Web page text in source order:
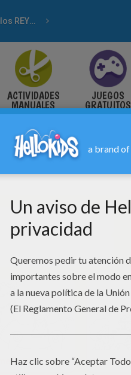
los REYES MAGOS de Navidad
ACTIVIDADES
MANUALES
JUEGOS
GRATUITOS
Camello De Los Reyes Mago